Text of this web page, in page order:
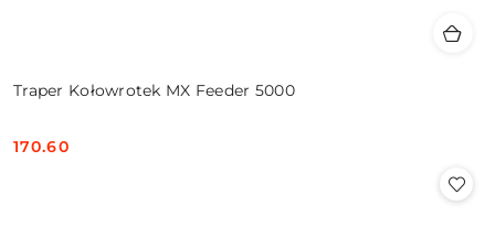
Traper Kołowrotek MX Feeder 5000
Cena:
170.60